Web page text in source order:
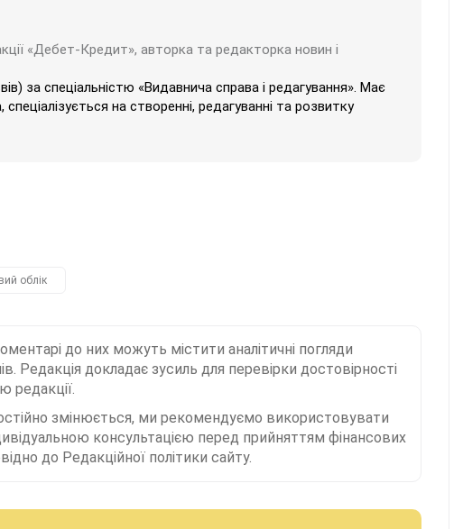
«Дебет-Кредит», авторка та редакторка новин і
за спеціальністю «Видавнича справа і редагування». Має
на створенні, редагуванні та розвитку
облік
до них можуть містити аналітичні погляди
Редакція докладає зусиль для перевірки достовірності
редакції.
змінюється, ми рекомендуємо використовувати
консультацією перед прийняттям фінансових
до Редакційної політики сайту.